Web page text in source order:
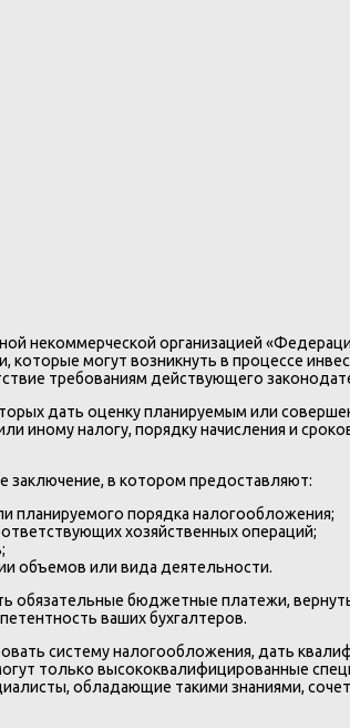
некоммерческой организацией
могут возникнуть в процессе
требованиям действующего
дать оценку планируемым или
иному налогу, порядку начисления и
заключение, в котором предоставляют:
планируемого порядка налогообложения;
хозяйственных операций;
объемов или вида деятельности.
обязательные бюджетные платежи,
ваших бухгалтеров.
систему налогообложения, дать
только высококвалифицированные
обладающие такими знаниями,